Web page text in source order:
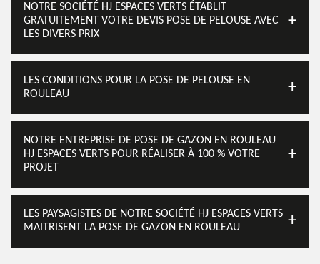
NOTRE SOCIÉTÉ HJ ESPACES VERTS ÉTABLIT
GRATUITEMENT VOTRE DEVIS POSE DE PELOUSE AVEC
LES DIVERS PRIX
LES CONDITIONS POUR LA POSE DE PELOUSE EN
ROULEAU
NOTRE ENTREPRISE DE POSE DE GAZON EN ROULEAU
HJ ESPACES VERTS POUR RÉALISER À 100 % VOTRE
PROJET
LES PAYSAGISTES DE NOTRE SOCIÉTÉ HJ ESPACES VERTS
MAITRISENT LA POSE DE GAZON EN ROULEAU